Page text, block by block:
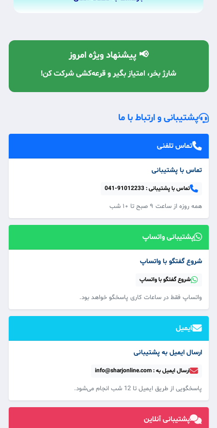
📢 پیشنهاد ویژه امروز
شارژ بخر، امتیاز بگیر و قرعه‌کشی شرکت کن!
پشتیبانی و ارتباط با ما
تماس تلفنی
تماس با پشتیبانی
تماس با پشتیبانی :041-91012233
همه‌ روزه از ساعت ۹ صبح تا ۱۰ شب
پشتیبانی واتساپ
شروع گفتگو با واتساپ
شروع گفتگو با واتساپ
واتساپ فقط در ساعات کاری پاسخگو خواهد بود.
ایمیل
ارسال ایمیل به پشتیبانی
ارسال ایمیل به : info@sharjonline.com
پاسخگویی از طریق ایمیل تا 12 شب انجام می‌شود.
پشتیبانی آنلاین